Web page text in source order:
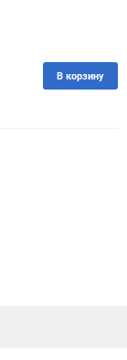
150
В корзину